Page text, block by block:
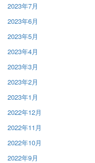
2023年7月
2023年6月
2023年5月
2023年4月
2023年3月
2023年2月
2023年1月
2022年12月
2022年11月
2022年10月
2022年9月